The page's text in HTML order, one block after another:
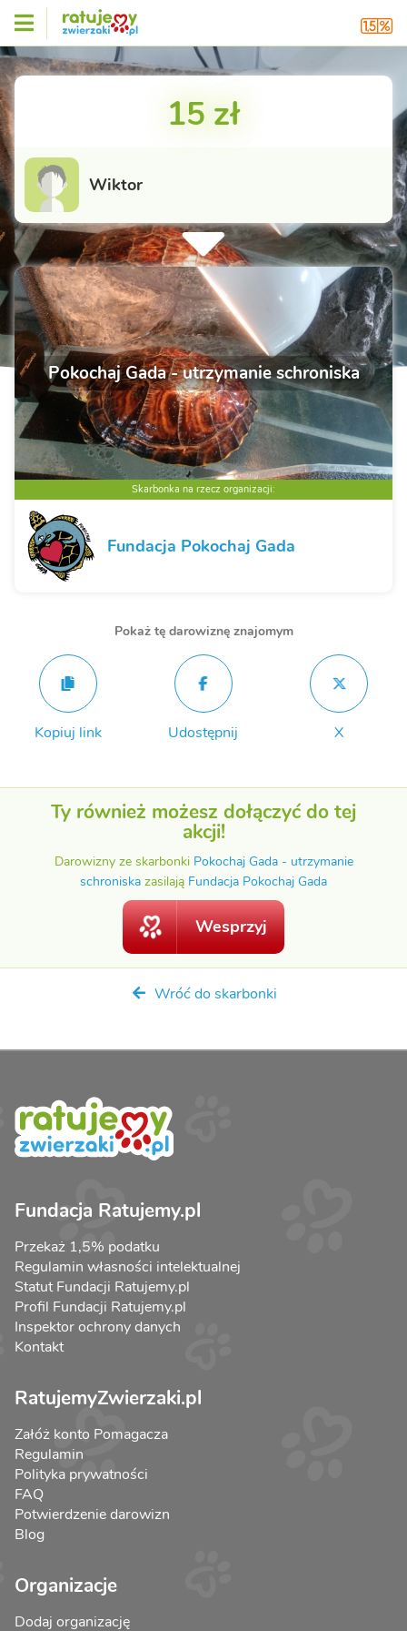
15 zł
Wiktor
Pokochaj Gada - utrzymanie schroniska
Skarbonka na rzecz organizacji:
Fundacja Pokochaj Gada
Pokaż tę darowiznę znajomym
Kopiuj link Udostępnij X
Ty również możesz dołączyć do tej
akcji!
Darowizny ze skarbonki Pokochaj Gada - utrzymanie
schroniska zasilają Fundacja Pokochaj Gada
Wesprzyj
Wróć do skarbonki
Fundacja Ratujemy.pl
Przekaż 1,5% podatku
Regulamin własności intelektualnej
Statut Fundacji Ratujemy.pl
Profil Fundacji Ratujemy.pl
Inspektor ochrony danych
Kontakt
RatujemyZwierzaki.pl
Załóż konto Pomagacza
Regulamin
Polityka prywatności
FAQ
Potwierdzenie darowizn
Blog
Organizacje
Dodaj organizację